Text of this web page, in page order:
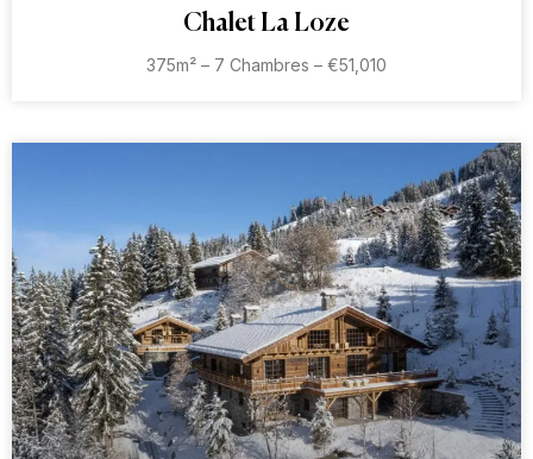
Chalet La Loze
375m² – 7 Chambres – €51,010